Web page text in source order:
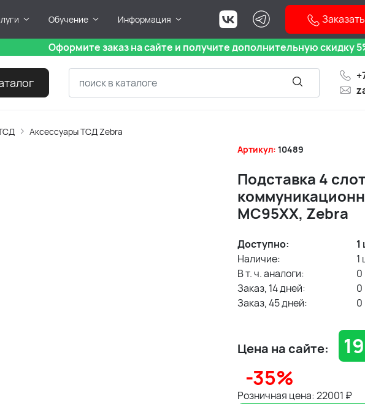
Обучение Информация
Оформите заказ на сайте и получите дополнительную скидку
Аксессуары ТСД Zebra
Артикул: 10489
Подставка 4
MC95XX, Zebra
Доступно: 1
Наличие:
1
В т. ч. аналоги:
0
Заказ, 14 дней:
0
Заказ, 45 дней:
0
Цена на сайте:
Розничная цена: 22001 ₽
-35%